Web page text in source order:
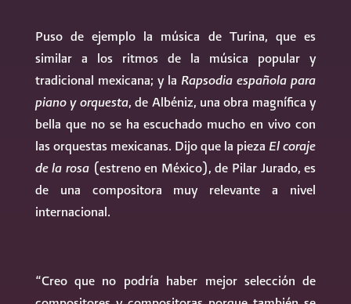
Puso de ejemplo la música de Turina, que es
similar a los ritmos de la música popular y
tradicional mexicana; y la Rapsodia española para
piano y orquesta, de Albéniz, una obra magnífica y
bella que no se ha escuchado mucho en vivo con
las orquestas mexicanas. Dijo que la pieza El coraje
de la rosa (estreno en México), de Pilar Jurado, es
de una compositora muy relevante a nivel
internacional.
“Creo que no podría haber mejor selección de